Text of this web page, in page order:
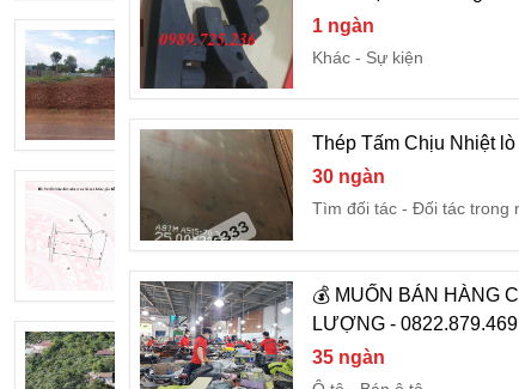
Cần tìm kênh đầu tư giữ tiền an toàn
Cơ hội sở hữu quỹ đất cực đẹp tại
Tổng diện tích đất lên tới 1570m2, vị
2,4 tỷ
1 ngàn
Khác
Sự kiện
Thép Tấm Chịu Nhiệt
30 ngàn
Tìm đối tác
Đối tác trong
💰 MUỐN BÁN HÀNG
LƯỢNG -
35 ngàn